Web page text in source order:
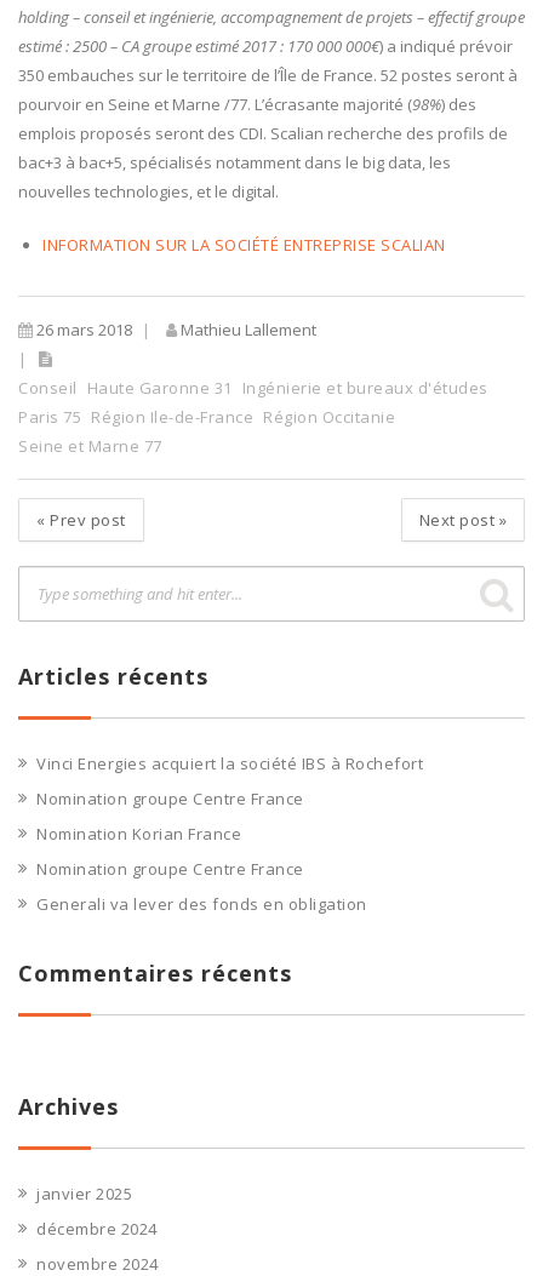
holding – conseil et ingénierie, accompagnement de projets – effectif groupe
estimé : 2500 – CA groupe estimé 2017 : 170 000 000€) a indiqué prévoir
350 embauches sur le territoire de l’Île de France. 52 postes seront à
pourvoir en Seine et Marne /77. L’écrasante majorité (98%) des
emplois proposés seront des CDI. Scalian recherche des profils de
bac+3 à bac+5, spécialisés notamment dans le big data, les
nouvelles technologies, et le digital.
INFORMATION SUR LA SOCIÉTÉ ENTREPRISE SCALIAN
26 mars 2018 Mathieu Lallement
Conseil Haute Garonne 31
Ingénierie et bureaux d'études
Paris 75 Région Ile-de-France Région Occitanie
Seine et Marne 77
« Prev post Next post »
Articles récents
Vinci Energies acquiert la société IBS à Rochefort
Nomination groupe Centre France
Nomination Korian France
Nomination groupe Centre France
Generali va lever des fonds en obligation
Commentaires récents
Archives
janvier 2025
décembre 2024
novembre 2024